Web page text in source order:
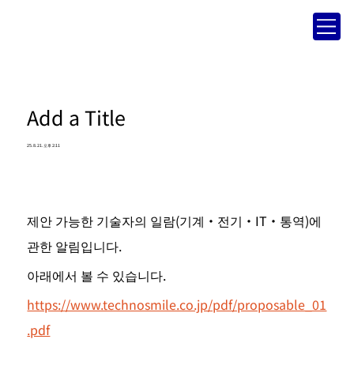
Add a Title
25. 8. 21. 오후 2:11
제안 가능한 기술자의 일람(기계・전기・IT・통역)에
관한 알림입니다.
아래에서 볼 수 있습니다.
https://www.technosmile.co.jp/pdf/proposable_01
.pdf